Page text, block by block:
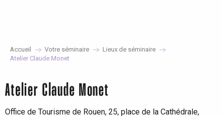
Accueil Votre séminaire
Lieux de séminaire
Atelier Claude Monet
Atelier Claude Monet
Office de Tourisme de Rouen, 25, place de la Cathédrale,